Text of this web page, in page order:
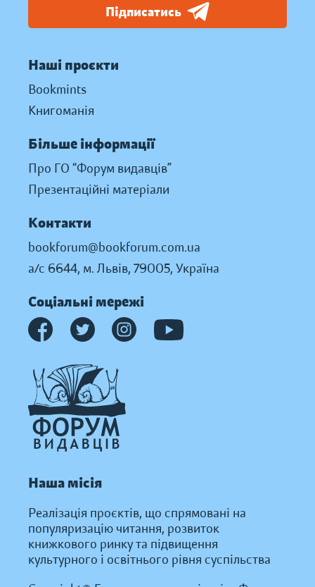
Підписатись
Наші проєкти
Bookmints
Книгоманія
Більше інформації
Про ГО “Форум видавців”
Презентаційні матеріали
Контакти
bookforum@bookforum.com.ua
а/с 6644, м. Львів, 79005, Україна
Соціальні мережі
Наша місія
Реалізація проєктів, що спрямовані на
популяризацію читання, розвиток
книжкового ринку та підвищення
культурного і освітнього рівня суспільства